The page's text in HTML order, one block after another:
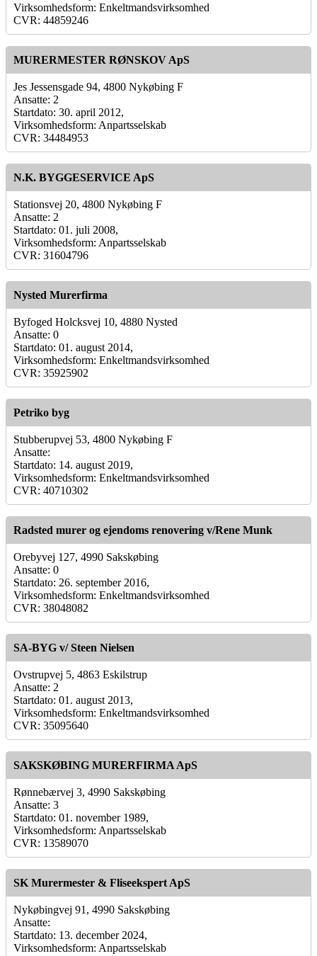
Virksomhedsform: Enkeltmandsvirksomhed
CVR: 44859246
MURERMESTER RØNSKOV ApS
Jes Jessensgade 94, 4800 Nykøbing F
Ansatte: 2
Startdato: 30. april 2012,
Virksomhedsform: Anpartsselskab
CVR: 34484953
N.K. BYGGESERVICE ApS
Stationsvej 20, 4800 Nykøbing F
Ansatte: 2
Startdato: 01. juli 2008,
Virksomhedsform: Anpartsselskab
CVR: 31604796
Nysted Murerfirma
Byfoged Holcksvej 10, 4880 Nysted
Ansatte: 0
Startdato: 01. august 2014,
Virksomhedsform: Enkeltmandsvirksomhed
CVR: 35925902
Petriko byg
Stubberupvej 53, 4800 Nykøbing F
Ansatte:
Startdato: 14. august 2019,
Virksomhedsform: Enkeltmandsvirksomhed
CVR: 40710302
Radsted murer og ejendoms renovering v/Rene Munk
Orebyvej 127, 4990 Sakskøbing
Ansatte: 0
Startdato: 26. september 2016,
Virksomhedsform: Enkeltmandsvirksomhed
CVR: 38048082
SA-BYG v/ Steen Nielsen
Ovstrupvej 5, 4863 Eskilstrup
Ansatte: 2
Startdato: 01. august 2013,
Virksomhedsform: Enkeltmandsvirksomhed
CVR: 35095640
SAKSKØBING MURERFIRMA ApS
Rønnebærvej 3, 4990 Sakskøbing
Ansatte: 3
Startdato: 01. november 1989,
Virksomhedsform: Anpartsselskab
CVR: 13589070
SK Murermester & Fliseekspert ApS
Nykøbingvej 91, 4990 Sakskøbing
Ansatte:
Startdato: 13. december 2024,
Virksomhedsform: Anpartsselskab